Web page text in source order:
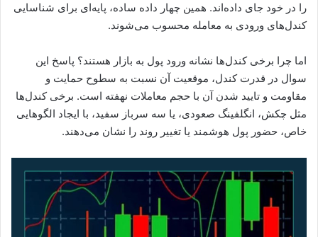
را در خود جای داده‌اند. همین چهار داده‌ ساده، پایه‌ای برای شناسایی
کندل‌های ورودی به معامله محسوب می‌شوند.
اما چرا برخی کندل‌ها نشانه ورود پول به بازار هستند؟ پاسخ این
سوال در قدرت کندل، موقعیت آن نسبت به سطوح حمایت و
مقاومت و تایید شدن آن با حجم معاملات نهفته است. برخی کندل‌ها
مثل چکش، انگلفینگ صعودی، یا سه سرباز سفید، با ایجاد الگوهایی
خاص، حضور پول هوشمند یا تغییر روند را نشان می‌دهند.